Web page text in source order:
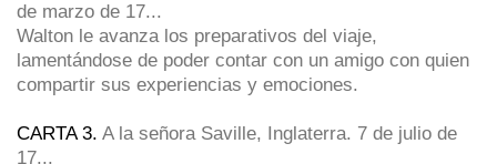
de marzo de 17...
Walton le avanza los preparativos del viaje,
lamentándose de poder contar con un amigo con quien
compartir sus experiencias y emociones.
CARTA 3. A la señora Saville, Inglaterra. 7 de julio de
17...